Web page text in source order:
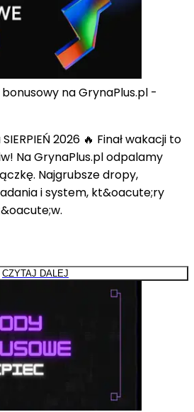
na GrynaPlus.pl -
2026 🔥 Finał wakacji to
Na GrynaPlus.pl odpalamy
Najgrubsze dropy,
i system, kt&oacute;ry
CZYTAJ DALEJ